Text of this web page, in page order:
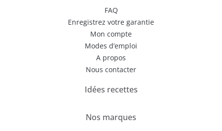
FAQ
Enregistrez votre garantie
Mon compte
Modes d’emploi
A propos
Nous contacter
Idées recettes
Nos marques